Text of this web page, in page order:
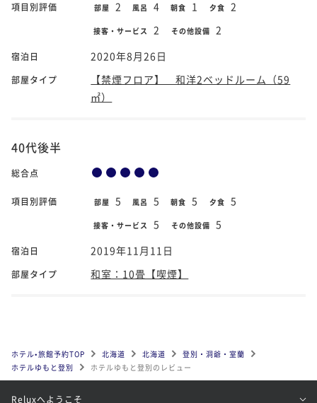
項目別評価 部屋 2 風呂 4 朝食 1 夕食 2
接客・サービス 2 その他設備 2
宿泊日 2020年8月26日
部屋タイプ
【禁煙フロア】 和洋2ベッドルーム（59
㎡）
40代後半
総合点
項目別評価 部屋 5 風呂 5 朝食 5 夕食 5
接客・サービス 5 その他設備 5
宿泊日 2019年11月11日
部屋タイプ 和室：10畳【喫煙】
ホテル•旅館予約TOP 北海道 北海道
登別・洞爺・室蘭
ホテルゆもと登別
ホテルゆもと登別のレビュー
Reluxへようこそ